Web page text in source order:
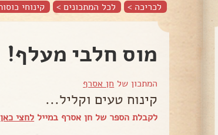
לכריכה > לכל המתכונים > קינוחי
מוס חלבי מעלף!
המתכון של חן אסרף
קינוח טעים וקליל...
לקבלת הספר של חן אסרף במייל לחצי כאן